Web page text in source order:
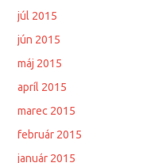
júl 2015
jún 2015
máj 2015
apríl 2015
marec 2015
február 2015
január 2015